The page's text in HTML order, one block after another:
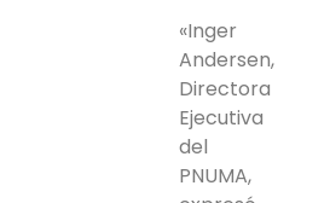
«Inger
Andersen,
Directora
Ejecutiva
del
PNUMA,